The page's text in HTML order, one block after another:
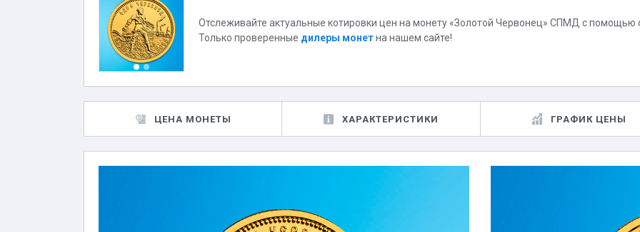
Отслеживайте актуальные котировки цен на монету «Золотой Червонец» СПМД с помощью
Только проверенные дилеры монетна нашем сайте!
ЦЕНА МОНЕТЫ ХАРАКТЕРИСТИКИ ГРАФИК ЦЕНЫ